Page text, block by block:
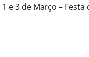
1 e 3 de Março – Festa